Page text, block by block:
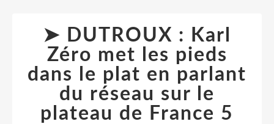
➤ DUTROUX : Karl
Zéro met les pieds
dans le plat en parlant
du réseau sur le
plateau de France 5